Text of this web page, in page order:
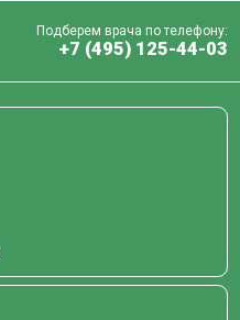
Подберем врача по телефону:
+7 (495) 125-44-03